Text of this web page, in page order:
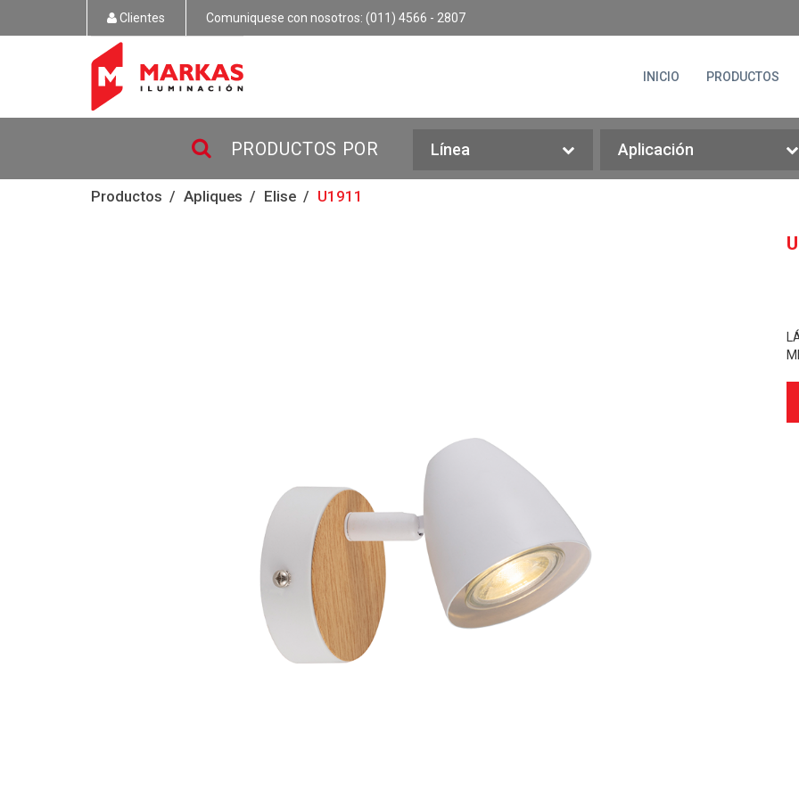
Clientes Comuniquese con nosotros: (011) 4566 - 2807
INICIO PRODUCTOS
PRODUCTOS POR Línea Aplicación
Productos Apliques Elise U1911